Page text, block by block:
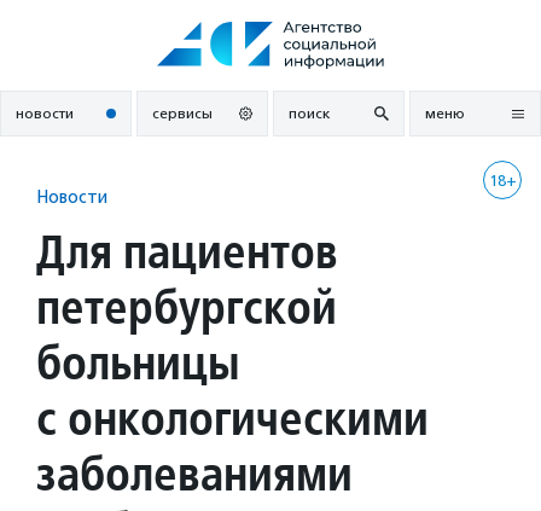
новости сервисы поиск меню
18+
Новости
Для пациентов
петербургской
больницы
с онкологическими
заболеваниями